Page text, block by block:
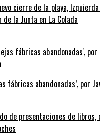
cierre de la playa,
la Junta en La Colada
fábricas abandonadas’, por